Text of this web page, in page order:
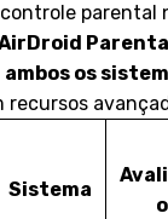
controle parental
ambos os
recursos
Sistema
o